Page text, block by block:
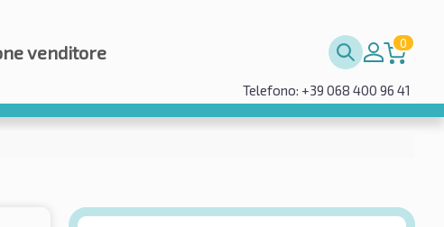
venditore 0
Telefono: +39 068 400 96 41